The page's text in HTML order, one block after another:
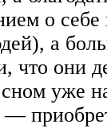
о
а
что они
уже
—